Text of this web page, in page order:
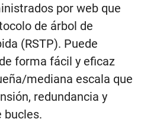
por web que
de árbol de
(RSTP). Puede
forma fácil y eficaz
mediana escala que
redundancia y
bucles.